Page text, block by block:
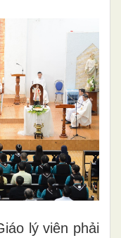
lý viên phải